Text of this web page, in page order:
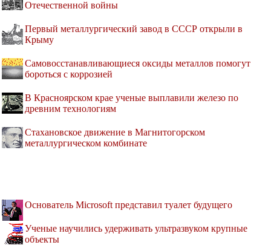
Отечественной войны
Первый металлургический завод в СССР открыли в
Крыму
Самовосстанавливающиеся оксиды металлов помогут
бороться с коррозией
В Красноярском крае ученые выплавили железо по
древним технологиям
Стахановское движение в Магнитогорском
металлургическом комбинате
Основатель Microsoft представил туалет будущего
Ученые научились удерживать ультразвуком крупные
объекты